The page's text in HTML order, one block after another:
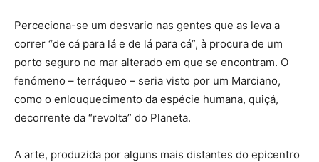
Perceciona-se um desvario nas gentes que as leva a
correr “de cá para lá e de lá para cá”, à procura de um
porto seguro no mar alterado em que se encontram. O
fenómeno – terráqueo – seria visto por um Marciano,
como o enlouquecimento da espécie humana, quiçá,
decorrente da “revolta” do Planeta.
A arte, produzida por alguns mais distantes do epicentro